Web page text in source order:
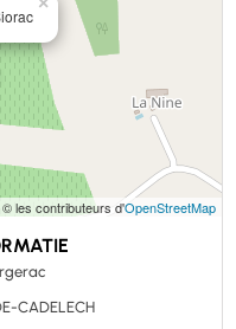
les contributeurs d'OpenStreetMap
CADELECH